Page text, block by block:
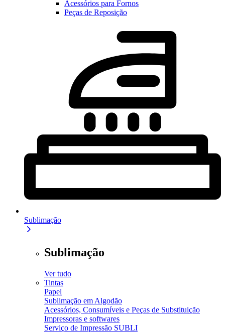
Acessórios para Fornos
Peças de Reposição
Sublimação
Sublimação
Ver tudo
Tintas
Papel
Sublimação em Algodão
Acessórios, Consumíveis e Peças de Substituição
Impressoras e softwares
Serviço de Impressão SUBLI